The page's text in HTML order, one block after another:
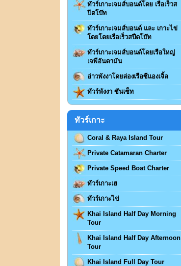
ทัวร์เกาะเจมส์บอนด์โดย เรือเร็วส
ปีดโบ๊ท
ทัวร์เกาะเจมส์บอนด์ และ เกาะไข่
โดยโดยเรือเร็วสปีดโบ๊ท
ทัวร์เกาะเจมส์บอนด์โดยเรือใหญ่
เจพีอันดามัน
อ่าวพังงาโดยล่องเรือซีแองเจิ้ล
ทัวร์พังงา ซันเซ็ท
ทัวร์เกาะ
Coral & Raya Island Tour
Private Catamaran Charter
Private Speed Boat Charter
ทัวร์เกาะเฮ
ทัวร์เกาะไข่
Khai Island Half Day Morning
Tour
Khai Island Half Day Afternoon
Tour
Khai Island Full Day Tour